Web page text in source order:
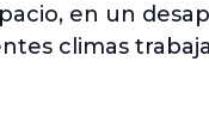
en un
climas